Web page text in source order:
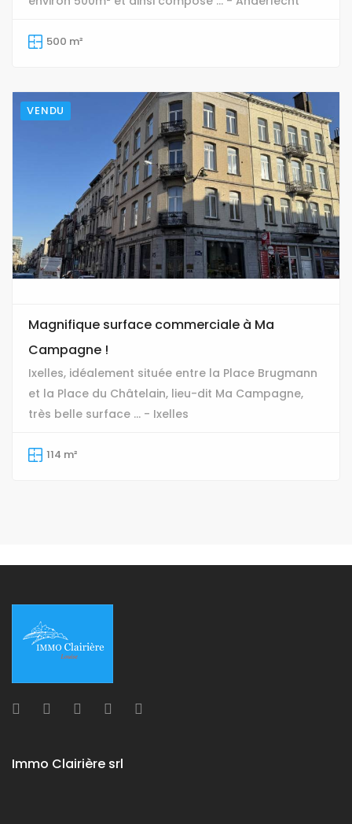
500 m²
VENDU
Magnifique surface commerciale à Ma
Campagne !
Ixelles, idéalement située entre la Place Brugmann
et la Place du Châtelain, lieu-dit Ma Campagne,
très belle surface ... - Ixelles
114 m²
Immo Clairière srl